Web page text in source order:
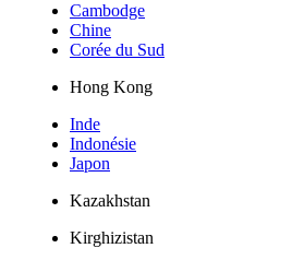
Cambodge
Chine
Corée du Sud
Hong Kong
Inde
Indonésie
Japon
Kazakhstan
Kirghizistan